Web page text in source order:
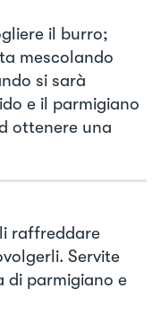
il burro;
mescolando
si sarà
e il parmigiano
ottenere una
raffreddare
Servite
di parmigiano e